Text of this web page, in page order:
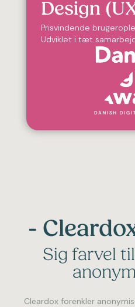
Design
Prisvindende
Udviklet i tæt
-
Sig farvel
Cleardox forenkler